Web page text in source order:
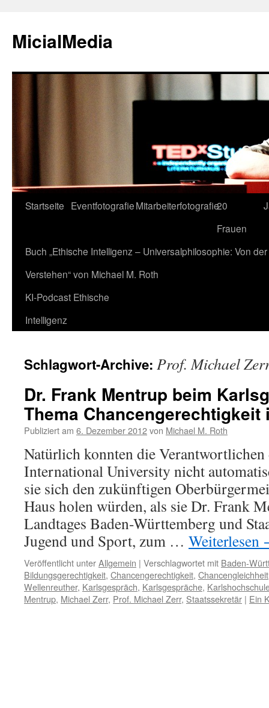
MicialMedia
Zum
springen
Startseite EventfotografieMitarbeiterfotografie20
Frauen
Buch „Ethische Intelligenz – Universalphilosophie: Von
Verstehen“ von Michael M. Roth
KI-Podcast Ethische
Intelligenz
Schlagwort-Archive: Prof. Michael
Dr. Frank Mentrup beim
Thema
Publiziert am 6. Dezember 2012von Michael M. Roth
Natürlich konnten die
International University nicht
sie sich den zukünftigen
Haus holen würden, als sie Dr. Frank
Landtages Baden-Württemberg und
Jugend und Sport, zum … Weiterlesen
Veröffentlicht unterAllgemein | Verschlagwortet mit Baden-
Bildungsgerechtigkeit, Chancengerechtigkeit, Chancengleichheit
Wellenreuther, Karlsgespräch, Karlsgespräche,
Mentrup, Michael Zerr, Prof. Michael Zerr, Staatssekretär | Ein